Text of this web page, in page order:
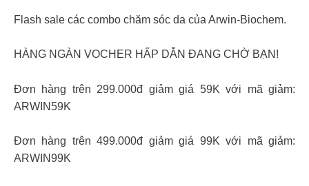
Flash sale các combo chăm sóc da của Arwin-Biochem.
HÀNG NGÀN VOCHER HẤP DẪN ĐANG CHỜ BẠN!
Đơn hàng trên 299.000đ giảm giá 59K với mã giảm:
ARWIN59K
Đơn hàng trên 499.000đ giảm giá 99K với mã giảm:
ARWIN99K